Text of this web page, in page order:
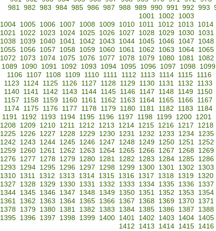
981 982 983 984 985 986 987 988 989 990 991 992 993
1001
1002
1003
1004 1005 1006 1007 1008 1009 1010 1011 1012 1013 1014
1021
1022 1023 1024 1025 1026 1027 1028 1029 1030 1031
1038
1039 1040 1041 1042 1043 1044 1045 1046 1047 1048
1055
1056 1057 1058 1059 1060 1061 1062 1063 1064 1065
1072
1073 1074 1075 1076 1077 1078 1079 1080 1081 1082
1089
1090 1091 1092 1093 1094 1095 1096 1097 1098 1099
1106
1107 1108 1109 1110 1111 1112 1113 1114 1115 1116
1123
1124 1125 1126 1127 1128 1129 1130 1131 1132 1133
1140 1141 1142 1143 1144 1145 1146 1147 1148 1149 1150
1157
1158 1159 1160 1161 1162 1163 1164 1165 1166 1167
1174 1175 1176 1177 1178 1179 1180 1181 1182 1183 1184
1191 1192 1193 1194 1195 1196 1197 1198 1199 1200 1201
1208 1209 1210 1211 1212 1213 1214 1215 1216 1217 1218
1225
1226 1227 1228 1229 1230 1231 1232 1233 1234 1235
1242
1243 1244 1245 1246 1247 1248 1249 1250 1251 1252
1259
1260 1261 1262 1263 1264 1265 1266 1267 1268 1269
1276
1277 1278 1279 1280 1281 1282 1283 1284 1285 1286
1293
1294 1295 1296 1297 1298 1299 1300 1301 1302 1303
1310 1311 1312 1313 1314 1315 1316 1317 1318 1319 1320
1327
1328 1329 1330 1331 1332 1333 1334 1335 1336 1337
1344
1345 1346 1347 1348 1349 1350 1351 1352 1353 1354
1361
1362 1363 1364 1365 1366 1367 1368 1369 1370 1371
1378
1379 1380 1381 1382 1383 1384 1385 1386 1387 1388
1395 1396 1397 1398 1399 1400 1401 1402 1403 1404 1405
1412
1413 1414 1415 1416